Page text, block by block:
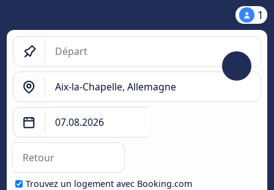
1
Trouvez un logement avec Booking.com